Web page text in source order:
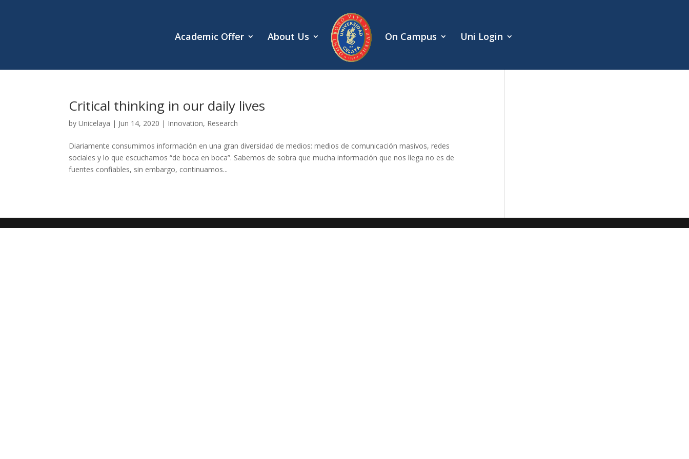
Academic Offer About Us On Campus Uni Login
Critical thinking in our daily lives
byUnicelaya | Jun 14, 2020 | Innovation, Research
Diariamente consumimos información en una gran diversidad de medios: medios de comunicación masivos, redes
sociales y lo que escuchamos “de boca en boca”. Sabemos de sobra que mucha información que nos llega no es de
fuentes confiables, sin embargo, continuamos...